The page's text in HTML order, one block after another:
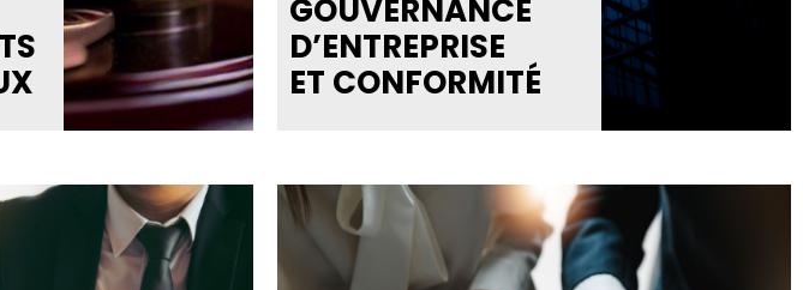
GOUVERNANCE
D’ENTREPRISE
ET CONFORMITÉ